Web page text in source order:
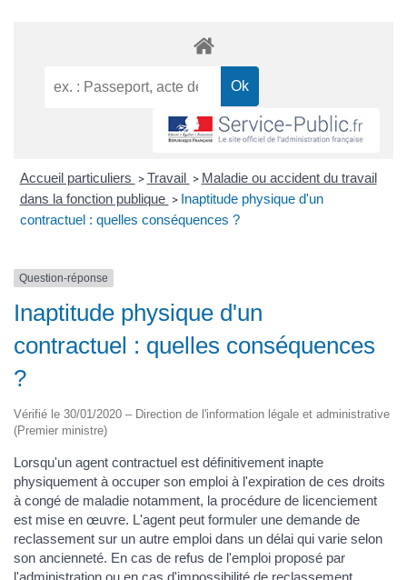
Accueil particuliers > Travail > Maladie ou accident du travail
dans la fonction publique > Inaptitude physique d'un
contractuel : quelles conséquences ?
Question-réponse
Inaptitude physique d'un
contractuel : quelles conséquences
?
Vérifié le 30/01/2020 – Direction de l'information légale et administrative
(Premier ministre)
Lorsqu'un agent contractuel est définitivement inapte
physiquement à occuper son emploi à l'expiration de ces droits
à congé de maladie notamment, la procédure de licenciement
est mise en œuvre. L'agent peut formuler une demande de
reclassement sur un autre emploi dans un délai qui varie selon
son ancienneté. En cas de refus de l'emploi proposé par